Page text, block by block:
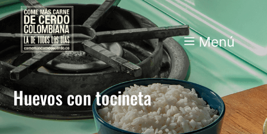
Huevos con tocineta